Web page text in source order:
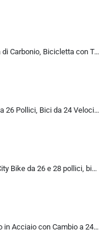
KABON Bici da Strada in Ghiaia di Carbonio, Bicicletta con Telaio in Fibra di Carbonio T800 con Bicicletta da Corsa con Fr…
ALQPPM Bicicletta da Strada da 26 Pollici, Bici da 24 Velocità, Freno a Doppio Disco, Telaio in Acciaio ad Alto Tenore Di …
Chillaxx Bike Strada Premium City Bike da 26 e 28 pollici, bicicletta per ragazze, ragazzi, uomini e donne, cambio a 21 ma…
Bicicletta da Corsa 700C, Telaio in Acciaio con Cambio a 24/27/30 Marce, Bicicletta da Strada per Uomo Donna, Bici da Stra…